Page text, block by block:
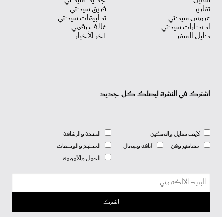
تقارير
عروس سيدتي
اصدارات سيدتي
دليل السفر
فريق سيدتي
تطبيقات سيدتي
غلاف رقمي
آخر الأخبار
اشترك في النشرة ليصلك كل جديد
لايف ستايل والتمكين
مشاهير وفن
أناقة وجمال
الصحة والرشاقة
المطبخ والوصفات
الحمل والأمومة